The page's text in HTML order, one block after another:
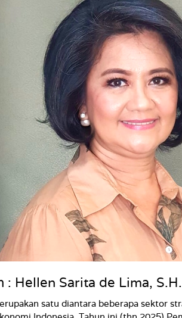
: Hellen Sarita de Lima,
satu diantara beberapa sektor